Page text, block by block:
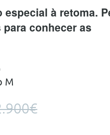
à retoma.
conhecer as
M